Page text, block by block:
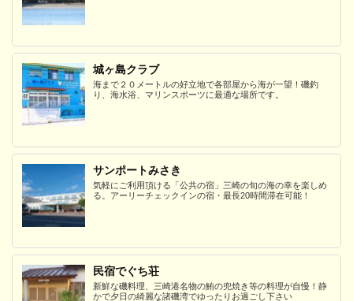
城ヶ島クラブ
海まで２０メートルの好立地で各部屋から海が一望！磯釣
り、海水浴、マリンスポーツに最適な場所です。
サンポートみさき
気軽にご利用頂ける「公共の宿」三崎の旬の海の幸を楽しめ
る。アーリーチェックインの宿・最長20時間滞在可能！
民宿でぐち荘
新鮮な磯料理、三崎港名物の鮪の兜焼き等の料理が自慢！静
かで夕日の綺麗な諸磯湾でゆったりお過ごし下さい